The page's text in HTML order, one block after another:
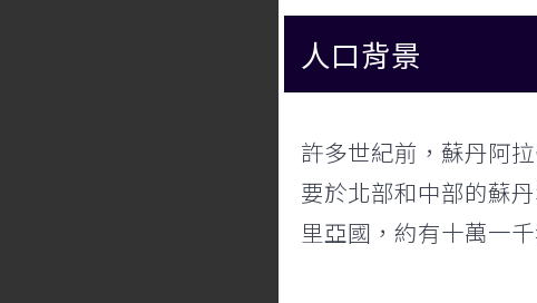
人口背景
許多世紀前，蘇丹阿
要於北部和中部的蘇
里亞國，約有十萬一